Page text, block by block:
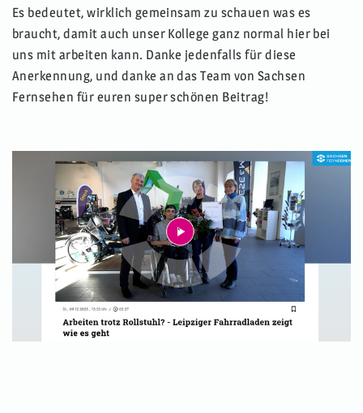
Es bedeutet, wirklich gemeinsam zu schauen was es
braucht, damit auch unser Kollege ganz normal hier bei
uns mit arbeiten kann. Danke jedenfalls für diese
Anerkennung, und danke an das Team von Sachsen
Fernsehen für euren super schönen Beitrag!